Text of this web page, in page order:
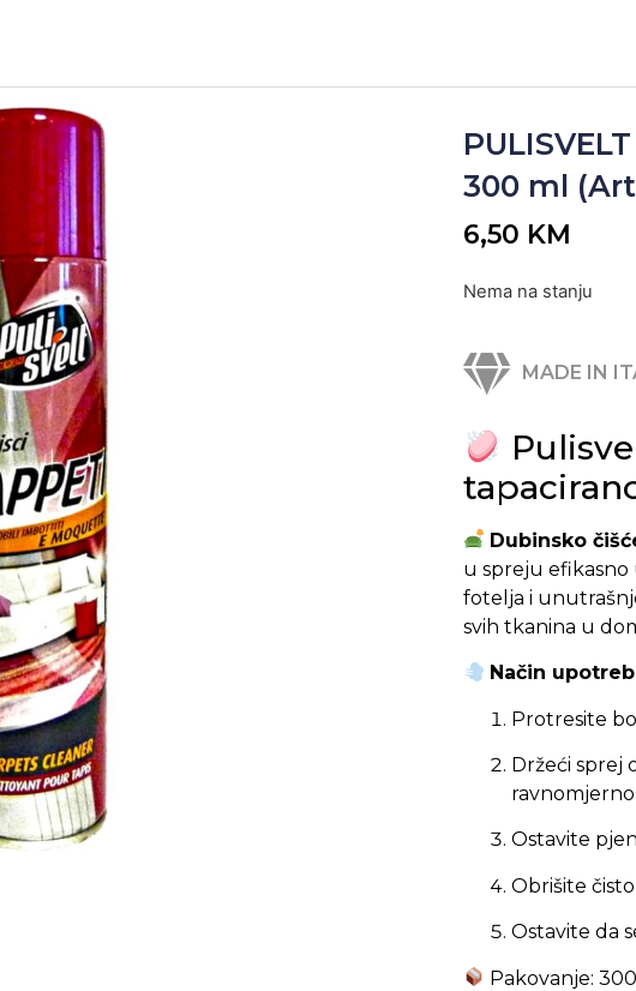
300 ml
6,50 KM
Nema na stanju
MADE IN
Dubinsko
u spreju efikasno
fotelja i
svih tkanina u
Način
Protresite
Držeći sprej
Ostavite
Obrišite
Ostavite da
Pakovanje: